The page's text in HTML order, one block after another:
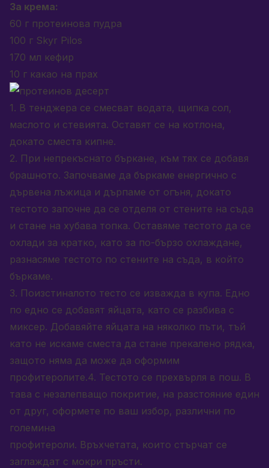
За крема:
60 г протеинова пудра
100 г Skyr Pilos
170 мл кефир
10 г какао на прах
1. В тенджера се смесват водата, щипка сол,
маслото и стевията. Оставят се на котлона,
докато сместа кипне.
2. При непрекъснато бъркане, към тях се добавя
брашното. Започваме да бъркаме енергично с
дървена лъжица и дърпаме от огъня, докато
тестото започне да се отделя от стените на съда
и стане на хубава топка. Оставяме тестото да се
охлади за кратко, като за по-бързо охлаждане,
разнасяме тестото по стените на съда, в който
бъркаме.
3. Поизстиналото тесто се изважда в купа. Едно
по едно се добавят яйцата, като се разбива с
миксер. Добавяйте яйцата на няколко пъти, тъй
като не искаме сместа да стане прекалено рядка,
защото няма да може да оформим
профитеролите.4. Тестото се прехвърля в пош. В
тава с незалепващо покритие, на разстояние един
от друг, оформете по ваш избор, различни по
големина
профитероли. Връхчетата, които стърчат се
заглаждат с мокри пръсти.